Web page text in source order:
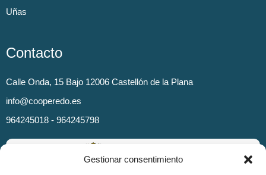
Gestionar consentimiento
Uñas
Contacto
Calle Onda, 15 Bajo 12006 Castellón de la Plana
info@cooperedo.es
964245018 - 964245798